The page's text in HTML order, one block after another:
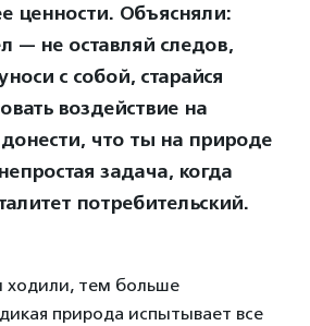
ценности. Объясняли:
— не оставляй следов,
с собой, старайся
воздействие на
что ты на природе
задача, когда
потребительский.
тем больше
природа испытывает все